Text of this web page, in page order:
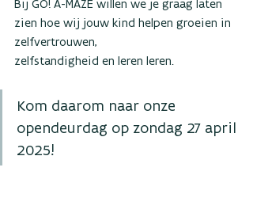
Bij GO! A-MAZE willen we je graag laten
zien hoe wij jouw kind helpen groeien in
zelfvertrouwen,
zelfstandigheid en leren leren.
Kom daarom naar onze
opendeurdag op zondag 27 april
2025!